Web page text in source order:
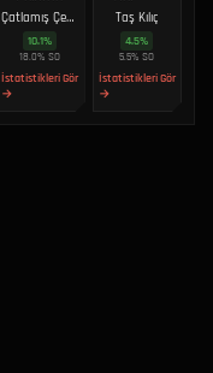
Çatlamış Çekirdek
10.1%
18.0%SO
İstatistikleri Gör
→
Taş Kılıç
4.5%
5.5%SO
İstatistikleri Gör
→